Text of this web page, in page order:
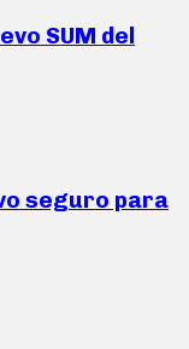
SUM del
seguro para